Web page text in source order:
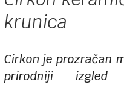
krunica
Cirkon je prozračan
prirodniji